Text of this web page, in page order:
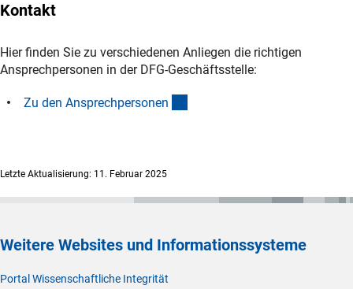
Kontakt
Hier finden Sie zu verschiedenen Anliegen die richtigen
Ansprechpersonen in der DFG-Geschäftsstelle:
Zu den Ansprechpersonen
Letzte Aktualisierung: 11. Februar 2025
Weitere Websites und Informationssysteme
Portal Wissenschaftliche Integrität